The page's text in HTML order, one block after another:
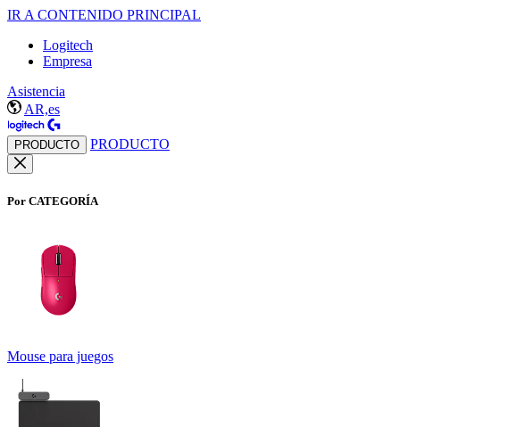
IR A CONTENIDO PRINCIPAL
Logitech
Empresa
Asistencia
AR,es
PRODUCTO PRODUCTO
Por CATEGORÍA
Mouse para juegos